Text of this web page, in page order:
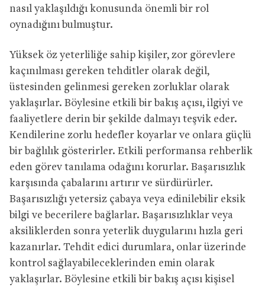
nasıl yaklaşıldığı konusunda önemli bir rol
oynadığını bulmuştur.
Yüksek öz yeterliliğe sahip kişiler, zor görevlere
kaçınılması gereken tehditler olarak değil,
üstesinden gelinmesi gereken zorluklar olarak
yaklaşırlar. Böylesine etkili bir bakış açısı, ilgiyi ve
faaliyetlere derin bir şekilde dalmayı teşvik eder.
Kendilerine zorlu hedefler koyarlar ve onlara güçlü
bir bağlılık gösterirler. Etkili performansa rehberlik
eden görev tanılama odağını korurlar. Başarısızlık
karşısında çabalarını artırır ve sürdürürler.
Başarısızlığı yetersiz çabaya veya edinilebilir eksik
bilgi ve becerilere bağlarlar. Başarısızlıklar veya
aksiliklerden sonra yeterlik duygularını hızla geri
kazanırlar. Tehdit edici durumlara, onlar üzerinde
kontrol sağlayabileceklerinden emin olarak
yaklaşırlar. Böylesine etkili bir bakış açısı kişisel